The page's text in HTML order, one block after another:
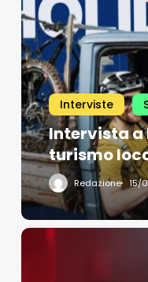
Interviste
Intervista a
turismo
Redazione 15/